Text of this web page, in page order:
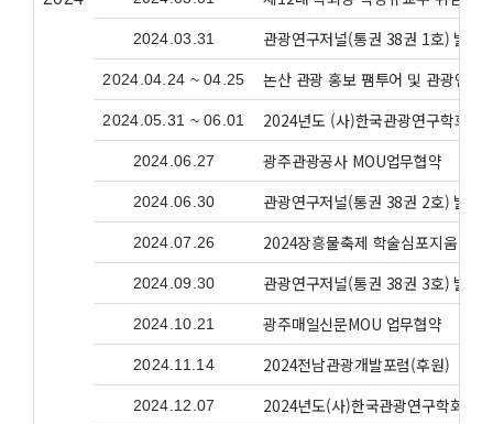
2024.03.31 관광연구저널(통권 38권 1호) 발간
2024.04.24 ~ 04.25 논산 관광 홍보 팸투어 및 관광연구
2024.05.31 ~ 06.01 2024년도 (사)한국관광연구학회
2024.06.27 광주관광공사 MOU업무협약
2024.06.30 관광연구저널(통권 38권 2호) 발간
2024.07.26 2024장흥물축제 학술심포지움
2024.09.30 관광연구저널(통권 38권 3호) 발간
2024.10.21 광주매일신문MOU 업무협약
2024.11.14 2024전남관광개발포럼(후원)
2024.12.07 2024년도(사)한국관광연구학회 동